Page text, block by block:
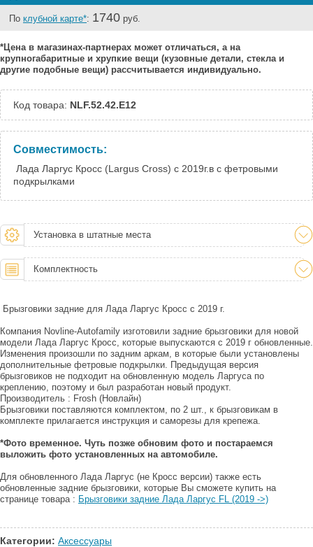
По клубной карте*: 1740 руб.
*Цена в магазинах-партнерах может отличаться, а на
крупногабаритные и хрупкие вещи (кузовные детали, стекла и
другие подобные вещи) рассчитывается индивидуально.
Код товара: NLF.52.42.E12
Совместимость:
Лада Ларгус Кросс (Largus Cross) с 2019г.в с фетровыми
подкрылками
Установка в штатные места
Комплектность
Брызговики задние для Лада Ларгус Кросс с 2019 г.
Компания Novline-Autofamily изготовили задние брызговики для новой
модели Лада Ларгус Кросс, которые выпускаются с 2019 г обновленные.
Изменения произошли по задним аркам, в которые были установлены
дополнительные фетровые подкрылки. Предыдущая версия
брызговиков не подходит на обновленную модель Ларгуса по
креплению, поэтому и был разработан новый продукт.
Производитель : Frosh (Новлайн)
Брызговики поставляются комплектом, по 2 шт., к брызговикам в
комплекте прилагается инструкция и саморезы для крепежа.
*Фото временное. Чуть позже обновим фото и постараемся
выложить фото установленных на автомобиле.
Для обновленного Лада Ларгус (не Кросс версии) также есть
обновленные задние брызговики, которые Вы сможете купить на
странице товара : Брызговики задние Лада Ларгус FL (2019 ->)
Категории: Аксессуары